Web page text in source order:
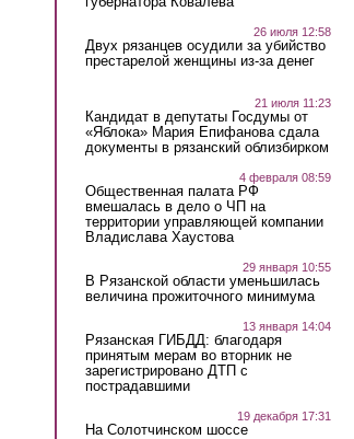
26 июля 12:58
Двух рязанцев осудили за убийство
престарелой женщины из-за денег
21 июля 11:23
Кандидат в депутаты Госдумы от
«Яблока» Мария Епифанова сдала
документы в рязанский облизбирком
4 февраля 08:59
Общественная палата РФ
вмешалась в дело о ЧП на
территории управляющей компании
Владислава Хаустова
29 января 10:55
В Рязанской области уменьшилась
величина прожиточного минимума
13 января 14:04
Рязанская ГИБДД: благодаря
принятым мерам во вторник не
зарегистрировано ДТП с
пострадавшими
19 декабря 17:31
На Солотчинском шоссе